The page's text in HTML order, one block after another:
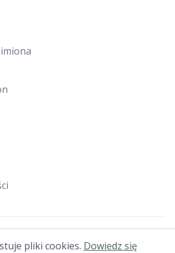
Wszelkie prawa zastrzeżone.
pliki cookies. Dowiedz się